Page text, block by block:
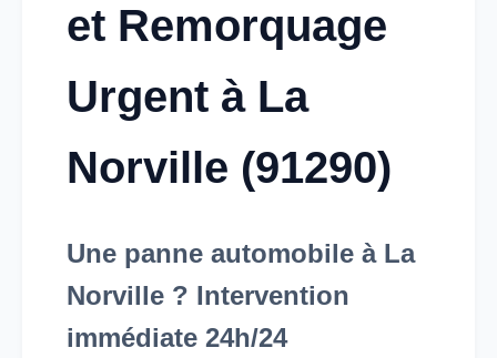
et Remorquage
Urgent à La
Norville (91290)
Une panne automobile à La
Norville ? Intervention
immédiate 24h/24